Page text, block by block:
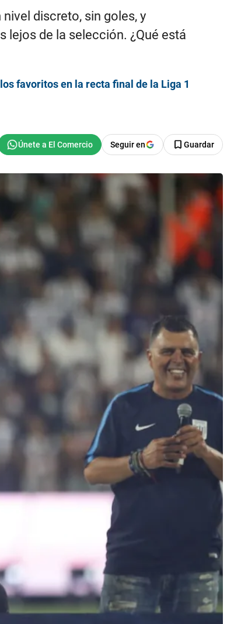
discreto, sin goles, y
lejos de la selección. ¿Qué está
favoritos en la recta final de la Liga 1
Seguir en Guardar